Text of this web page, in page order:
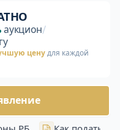
аукцион/
цену для каждой